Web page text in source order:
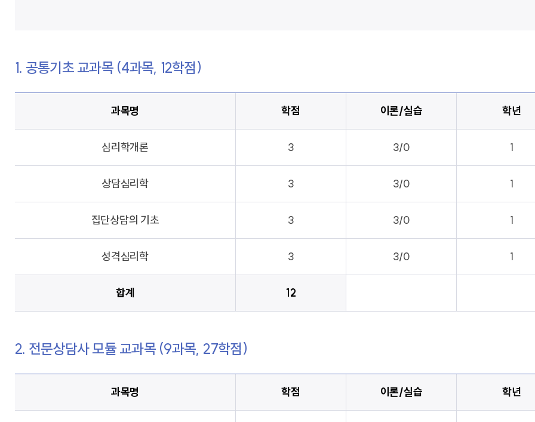
1. 공통기초 교과목 (4과목, 12학점)
과목명 학점 이론/실습 학년
심리학개론 3 3/0 1
상담심리학 3 3/0 1
집단상담의 기초 3 3/0 1
성격심리학 3 3/0 1
합계 12
2. 전문상담사 모듈 교과목 (9과목, 27학점)
과목명 학점 이론/실습 학년